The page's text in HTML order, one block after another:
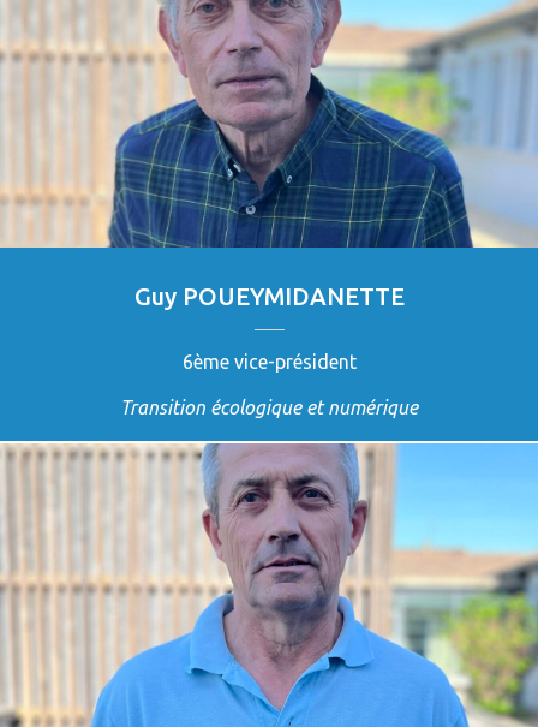
Guy POUEYMIDANETTE
6ème vice-président
Transition écologique et numérique